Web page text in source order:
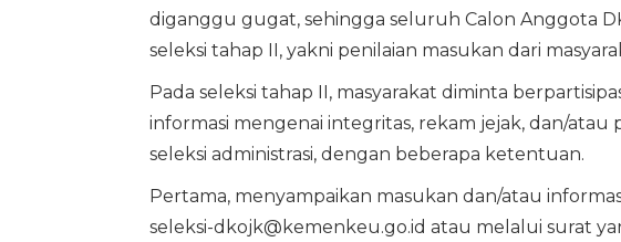
diganggu gugat, sehingga seluruh Calon Anggota
seleksi tahap II, yakni penilaian masukan dari
Pada seleksi tahap II, masyarakat diminta
informasi mengenai integritas, rekam jejak, dan/
seleksi administrasi, dengan beberapa ketentuan.
Pertama, menyampaikan masukan dan/atau
seleksi-dkojk@kemenkeu.go.id atau melalui surat